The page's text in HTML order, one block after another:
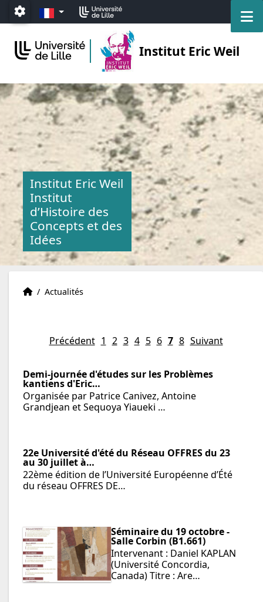
Accéder au menu principal
Accéder au contenu
Paramétrage
FR
Institut Eric Weil
Institut Eric Weil
Institut
d’Histoire des
Concepts et des
Idées
Institut Eric Weil
Accueil
/ Actualités
Précédent 1 2 3 4 5 6 7 8 Suivant
Demi-journée d'études sur les Problèmes
kantiens d'Eric…
Organisée par Patrice Canivez, Antoine
Grandjean et Sequoya Yiaueki …
22e Université d'été du Réseau OFFRES du 23
au 30 juillet à…
22ème édition de l’Université Européenne d’Été
du réseau OFFRES DE…
Séminaire du 19 octobre -
Salle Corbin (B1.661)
Intervenant : Daniel KAPLAN
(Université Concordia,
Canada) Titre : Are…